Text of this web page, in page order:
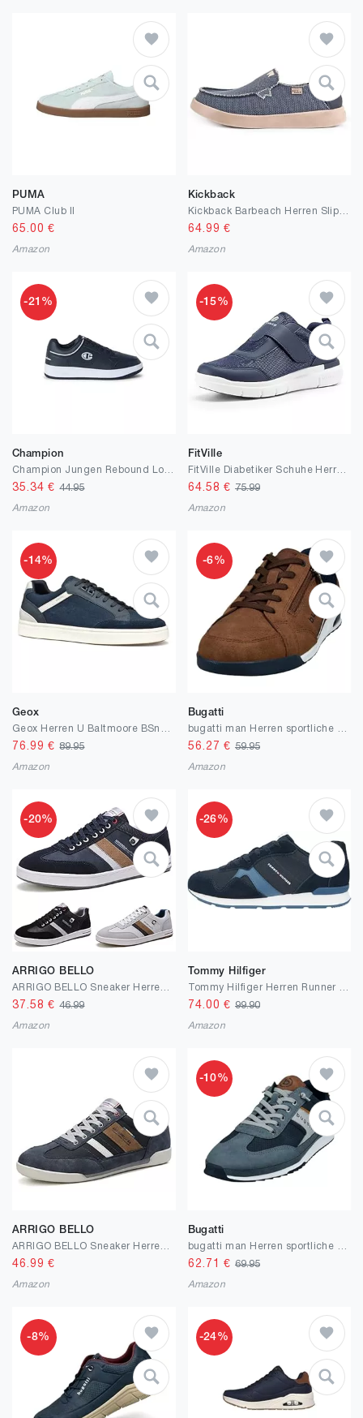
PUMA
PUMA Club II
65.00 €
Amazon
Kickback
64.99 €
Amazon
-21%
Champion
35.34 €44.95
Amazon
-15%
FitVille
FitVille Diabetiker Schuhe Herren Extra Weit mit Klettverschluss überbreite weiche Gesundheitsschuhe Herren für geschwollen Füße Schwarz Blau Grau Gr.40-50
64.58 € 75.99
Amazon
-14%
Geox
76.99 €89.95
Amazon
-6%
Bugatti
56.27 € 59.95
Amazon
-20%
ARRIGO BELLO
37.58 €46.99
Amazon
-26%
Tommy Hilfiger
74.00 € 99.90
Amazon
ARRIGO BELLO
46.99 €
Amazon
-10%
Bugatti
62.71 € 69.95
Amazon
-8% -24%